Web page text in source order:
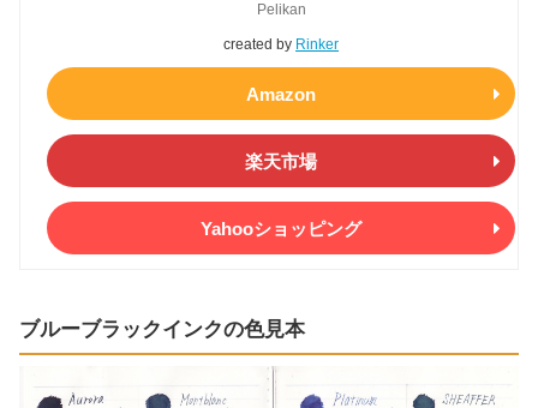
created by Rinker
Pelikan
Amazon
楽天市場
Yahooショッピング
ブルーブラックインクの色見本